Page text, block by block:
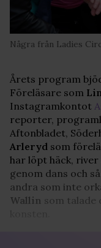
Några från Ladies
Årets program
Föreläsare som
Instagramkontot
reporter,
Aftonbladet,
Arleryd som
har löpt häck,
genom dans och
andra som inte
Wallin som talade